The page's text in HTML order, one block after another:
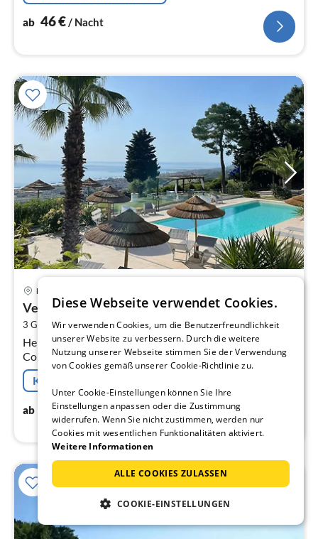
ab 46€ / Nacht
Fermo
Verdicchio
3 Gäste30 m 1Schlafzimmer
Herzlich Willkommen. Unser Countryhouse Luce Sulla
Collina befindet sich auf einem Hügel mit
Panoramablick auf die Adriatische Meer.
Kostenfreie Stornierung
ab 150€/ Nacht
Diese Webseite verwendet Cookies.
Wir verwenden Cookies, um die Benutzerfreundlichkeit
unserer Website zu verbessern. Durch die weitere
Nutzung unserer Webseite stimmen Sie der Verwendung
von Cookies gemäß unserer Cookie-Richtlinie zu.
Unter Cookie-Einstellungen können Sie Ihre
Einstellungen anpassen oder die Zustimmung
widerrufen. Wenn Sie nicht zustimmen, werden nur
Cookies mit wesentlichen Funktionalitäten aktiviert.
Weitere Informationen
ALLE COOKIES ZULASSEN
COOKIE-EINSTELLUNGEN